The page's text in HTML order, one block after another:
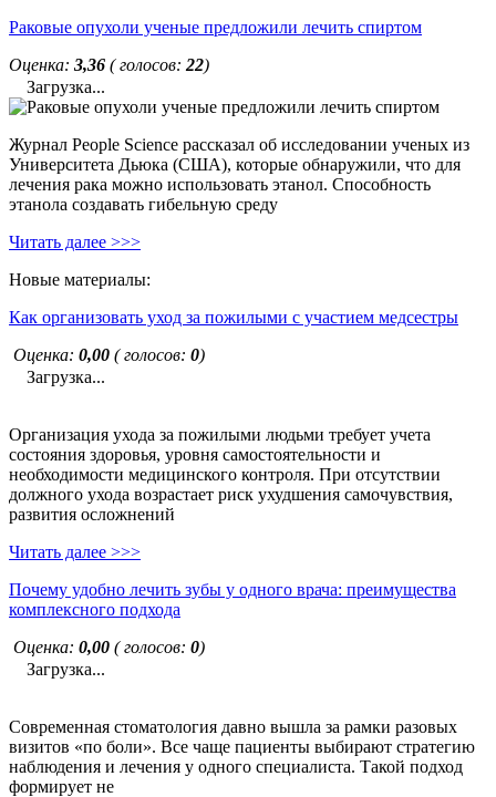
Раковые опухоли ученые предложили лечить спиртом
Оценка: 3,36 ( голосов: 22)
Загрузка...
Журнал People Science рассказал об исследовании ученых из
Университета Дьюка (США), которые обнаружили, что для
лечения рака можно использовать этанол. Способность
этанола создавать гибельную среду
Читать далее >>>
Новые материалы:
Как организовать уход за пожилыми с участием медсестры
Оценка: 0,00 ( голосов: 0)
Загрузка...
Организация ухода за пожилыми людьми требует учета
состояния здоровья, уровня самостоятельности и
необходимости медицинского контроля. При отсутствии
должного ухода возрастает риск ухудшения самочувствия,
развития осложнений
Читать далее >>>
Почему удобно лечить зубы у одного врача: преимущества
комплексного подхода
Оценка: 0,00 ( голосов: 0)
Загрузка...
Современная стоматология давно вышла за рамки разовых
визитов «по боли». Все чаще пациенты выбирают стратегию
наблюдения и лечения у одного специалиста. Такой подход
формирует не